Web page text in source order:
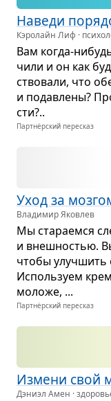
Наведи
Кэролайн Лиф ·
Вам когда-
чили и он как
ство­вали, что
и подав­лены?
сти?..
Партнёрский пересказ
Уход за
Владимир Яковлев
Мы ста­ра­емся
и внеш­но­стью.
чтобы улуч­шить
Исполь­зуем
моложе, ...
Партнёрский пересказ
Измени свой
Дэниэл Амен ·